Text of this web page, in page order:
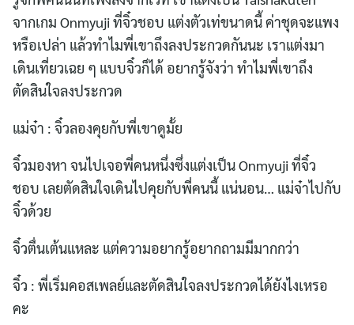
จากเกม Onmyuji ที่จิ๋วชอบ แต่งตัวเท่ขนาดนี้ ค่าชุดจะแพง
หรือเปล่า แล้วทำไมพี่เขาถึงลงประกวดกันนะ เราแต่งมา
เดินเที่ยวเฉย ๆ แบบจิ๋วก็ได้ อยากรู้จังว่า ทำไมพี่เขาถึง
ตัดสินใจลงประกวด
แม่จ๋า : จิ๋วลองคุยกับพี่เขาดูมั้ย
จิ๋วมองหา จนไปเจอพี่คนหนึ่งซึ่งแต่งเป็น Onmyuji ที่จิ๋ว
ชอบ เลยตัดสินใจเดินไปคุยกับพี่คนนี้ แน่นอน… แม่จ๋าไปกับ
จิ๋วด้วย
จิ๋วตื่นเต้นแหละ แต่ความอยากรู้อยากถามมีมากกว่า
จิ๋ว : พี่เริ่มคอสเพลย์และตัดสินใจลงประกวดได้ยังไงเหรอ
คะ